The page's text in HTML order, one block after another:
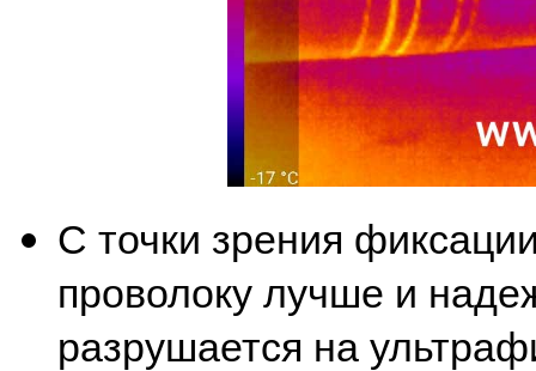
С точки зрения
проволоку лучше и
разрушается на